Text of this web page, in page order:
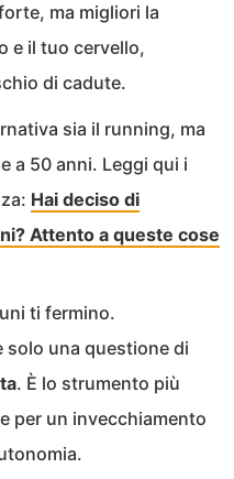
ma migliori la
e il tuo cervello,
di cadute.
sia il running, ma
a 50 anni. Leggi qui i
Hai deciso di
Attento a queste cose
ti fermino.
solo una questione di
. È lo strumento più
per un invecchiamento